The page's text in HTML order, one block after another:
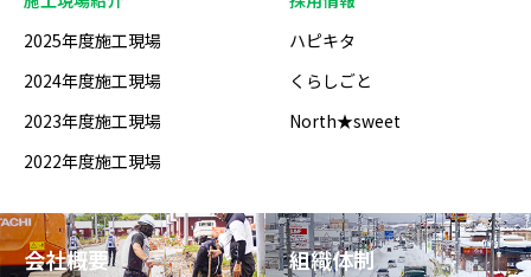
2025年度施工現場
2024年度施工現場
2023年度施工現場
2022年度施工現場
ハピキタ
くらしごと
North★sweet
会社概要 組織体制